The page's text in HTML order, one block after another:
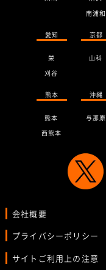
南浦和
愛知 京都
栄 山科
刈谷
熊本 沖縄
熊本
与那原
西熊本
会社概要
プライバシーポリシー
サイトご利用上の注意